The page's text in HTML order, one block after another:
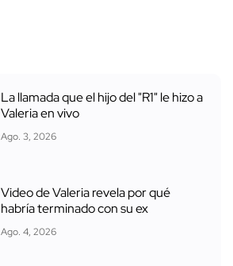
La llamada que el hijo del "R1" le hizo a
Valeria en vivo
Ago. 3, 2026
Video de Valeria revela por qué
habría terminado con su ex
Ago. 4, 2026